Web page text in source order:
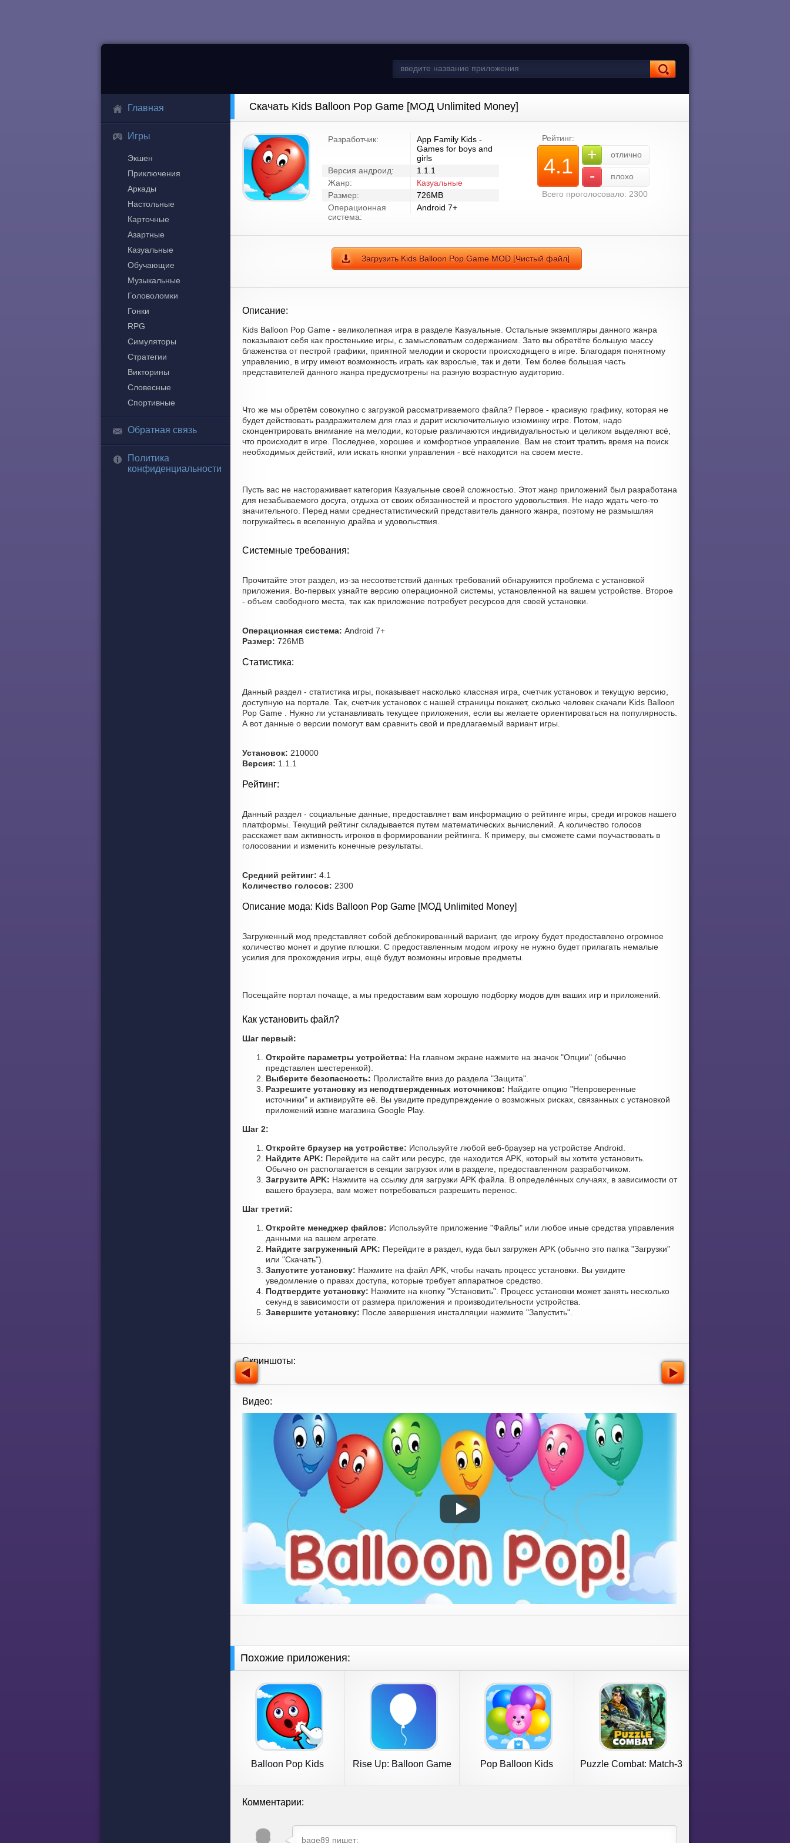
Главная
Игры
Экшен
Приключения
Аркады
Настольные
Карточные
Азартные
Казуальные
Обучающие
Музыкальные
Головоломки
Гонки
RPG
Симуляторы
Стратегии
Викторины
Словесные
Спортивные
Обратная связь
Политика
конфиденциальности
Скачать Kids Balloon Pop Game [МОД Unlimited Money]
Разработчик:
App Family Kids -
Games for boys and
girls
Версия андроид:
1.1.1
Жанр:
Казуальные
Размер:
726MB
Операционная
система:
Android 7+
Рейтинг:
4.1 + отлично
-
плохо
Всего проголосовало: 2300
Загрузить Kids Balloon Pop Game MOD [Чистый файл]
Описание:
Kids Balloon Pop Game - великолепная игра в разделе Казуальные. Остальные экземпляры данного жанра
показывают себя как простенькие игры, с замысловатым содержанием. Зато вы обретёте большую массу
блаженства от пестрой графики, приятной мелодии и скорости происходящего в игре. Благодаря понятному
управлению, в игру имеют возможность играть как взрослые, так и дети. Тем более большая часть
представителей данного жанра предусмотрены на разную возрастную аудиторию.
Что же мы обретём совокупно с загрузкой рассматриваемого файла? Первое - красивую графику, которая не
будет действовать раздражителем для глаз и дарит исключительную изюминку игре. Потом, надо
сконцентрировать внимание на мелодии, которые различаются индивидуальностью и целиком выделяют всё,
что происходит в игре. Последнее, хорошее и комфортное управление. Вам не стоит тратить время на поиск
необходимых действий, или искать кнопки управления - всё находится на своем месте.
Пусть вас не настораживает категория Казуальные своей сложностью. Этот жанр приложений был разработана
для незабываемого досуга, отдыха от своих обязанностей и простого удовольствия. Не надо ждать чего-то
значительного. Перед нами среднестатистический представитель данного жанра, поэтому не размышляя
погружайтесь в вселенную драйва и удовольствия.
Системные требования:
Прочитайте этот раздел, из-за несоответствий данных требований обнаружится проблема с установкой
приложения. Во-первых узнайте версию операционной системы, установленной на вашем устройстве. Второе
- объем свободного места, так как приложение потребует ресурсов для своей установки.
Операционная система: Android 7+
Размер: 726MB
Статистика:
Данный раздел - статистика игры, показывает насколько классная игра, счетчик установок и текущую версию,
доступную на портале. Так, счетчик установок с нашей страницы покажет, сколько человек скачали Kids Balloon
Pop Game . Нужно ли устанавливать текущее приложения, если вы желаете ориентироваться на популярность.
А вот данные о версии помогут вам сравнить свой и предлагаемый вариант игры.
Установок: 210000
Версия: 1.1.1
Рейтинг:
Данный раздел - социальные данные, предоставляет вам информацию о рейтинге игры, среди игроков нашего
платформы. Текущий рейтинг складывается путем математических вычислений. А количество голосов
расскажет вам активность игроков в формировании рейтинга. К примеру, вы сможете сами поучаствовать в
голосовании и изменить конечные результаты.
Средний рейтинг: 4.1
Количество голосов: 2300
Описание мода: Kids Balloon Pop Game [МОД Unlimited Money]
Загруженный мод представляет собой деблокированный вариант, где игроку будет предоставлено огромное
количество монет и другие плюшки. С предоставленным модом игроку не нужно будет прилагать немалые
усилия для прохождения игры, ещё будут возможны игровые предметы.
Посещайте портал почаще, а мы предоставим вам хорошую подборку модов для ваших игр и приложений.
Как установить файл?
Шаг первый:
Откройте параметры устройства: На главном экране нажмите на значок "Опции" (обычно
представлен шестеренкой).
Выберите безопасность: Пролистайте вниз до раздела "Защита".
Разрешите установку из неподтвержденных источников: Найдите опцию "Непроверенные
источники" и активируйте её. Вы увидите предупреждение о возможных рисках, связанных с установкой
приложений извне магазина Google Play.
Шаг 2:
Откройте браузер на устройстве: Используйте любой веб-браузер на устройстве Android.
Найдите APK: Перейдите на сайт или ресурс, где находится APK, который вы хотите установить.
Обычно он располагается в секции загрузок или в разделе, предоставленном разработчиком.
Загрузите APK: Нажмите на ссылку для загрузки APK файла. В определённых случаях, в зависимости от
вашего браузера, вам может потребоваться разрешить перенос.
Шаг третий:
Откройте менеджер файлов: Используйте приложение "Файлы" или любое иные средства управления
данными на вашем агрегате.
Найдите загруженный APK: Перейдите в раздел, куда был загружен APK (обычно это папка "Загрузки"
или "Скачать").
Запустите установку: Нажмите на файл APK, чтобы начать процесс установки. Вы увидите
уведомление о правах доступа, которые требует аппаратное средство.
Подтвердите установку: Нажмите на кнопку "Установить". Процесс установки может занять несколько
секунд в зависимости от размера приложения и производительности устройства.
Завершите установку: После завершения инсталляции нажмите "Запустить".
Скриншоты:
Видео:
Похожие приложения:
Balloon Pop Kids
Rise Up: Balloon Game Pop Balloon Kids
Puzzle Combat: Match-3
Комментарии:
bage89 пишет: